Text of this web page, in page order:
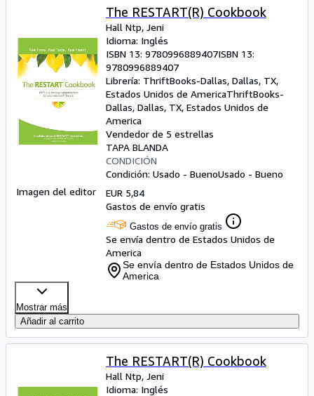
Imagen del editor
The RESTART(R) Cookbook
Hall Ntp, Jeni
Idioma: Inglés
ISBN 13: 9780996889407ISBN 13:
9780996889407
Librería: ThriftBooks-Dallas, Dallas, TX,
Estados Unidos de AmericaThriftBooks-
Dallas, Dallas, TX, Estados Unidos de
America
Vendedor de 5 estrellas
TAPA BLANDA
CONDICIÓN
Condición: Usado - BuenoUsado - Bueno
EUR 5,84
Gastos de envío gratis
Gastos de envío gratis
Se envía dentro de Estados Unidos de
America
Se envía dentro de Estados Unidos de
America
Mostrar más
Añadir al carrito
The RESTART(R) Cookbook
Hall Ntp, Jeni
Idioma: Inglés